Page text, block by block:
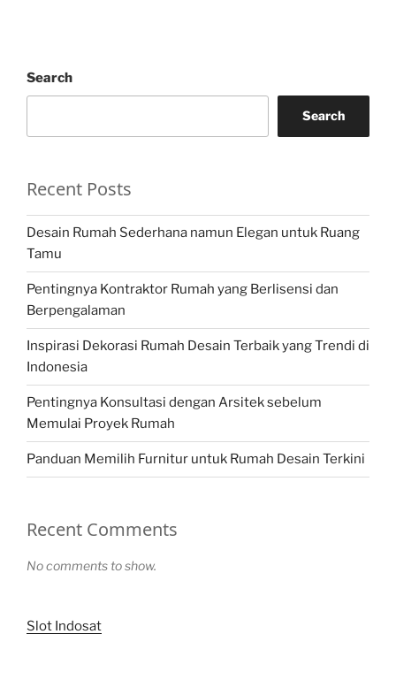
Search
Search
Recent Posts
Desain Rumah Sederhana namun Elegan untuk Ruang
Tamu
Pentingnya Kontraktor Rumah yang Berlisensi dan
Berpengalaman
Inspirasi Dekorasi Rumah Desain Terbaik yang Trendi di
Indonesia
Pentingnya Konsultasi dengan Arsitek sebelum
Memulai Proyek Rumah
Panduan Memilih Furnitur untuk Rumah Desain Terkini
Recent Comments
No comments to show.
Slot Indosat